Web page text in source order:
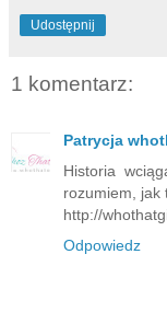
Udostępnij
1 komentarz:
Patrycja
Historia
rozumiem, jak
http://
Odpowiedz